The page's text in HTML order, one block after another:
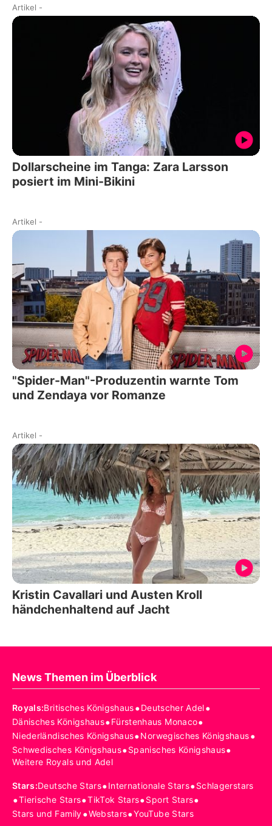
Artikel -
Dollarscheine im Tanga: Zara Larsson
posiert im Mini-Bikini
Artikel -
"Spider-Man"-Produzentin warnte Tom
und Zendaya vor Romanze
Artikel -
Kristin Cavallari und Austen Kroll
händchenhaltend auf Jacht
News Themen im Überblick
Royals:Britisches Königshaus•Deutscher Adel•
Dänisches Königshaus•Fürstenhaus Monaco•
Niederländisches Königshaus•Norwegisches Königshaus•
Schwedisches Königshaus•Spanisches Königshaus•
Weitere Royals und Adel
Stars:Deutsche Stars•Internationale Stars•Schlagerstars
•Tierische Stars•TikTok Stars•Sport Stars•
Stars und Family•Webstars•YouTube Stars